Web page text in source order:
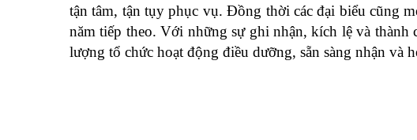
tận tâm, tận tụy phục vụ. Đồng thời các đại biểu cũng
năm tiếp theo. Với những sự ghi nhận, kích lệ và
lượng tổ chức hoạt động điều dưỡng, sẵn sàng nhận